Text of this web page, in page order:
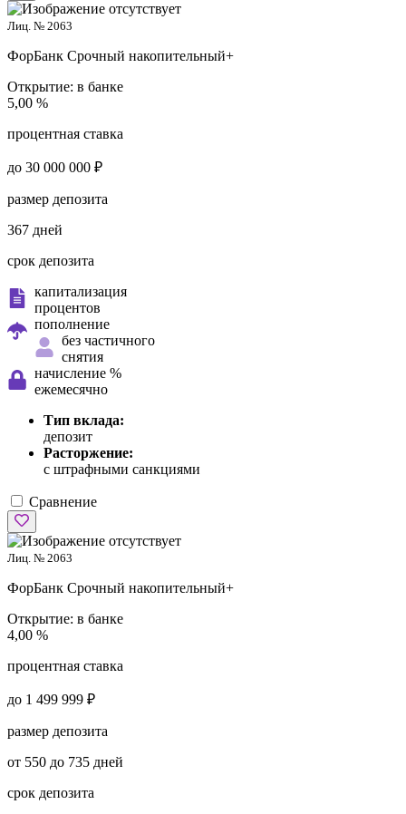
Лиц. № 2063
ФорБанк Срочный накопительный+
Открытие: в банке
5,00 %
процентная ставка
до 30 000 000 ₽
размер депозита
367 дней
срок депозита
капитализация
процентов
пополнение
без частичного
снятия
начисление %
ежемесячно
Тип вклада:
депозит
Расторжение:
с штрафными санкциями
Сравнение
Лиц. № 2063
ФорБанк Срочный накопительный+
Открытие: в банке
4,00 %
процентная ставка
до 1 499 999 ₽
размер депозита
от 550 до 735 дней
срок депозита